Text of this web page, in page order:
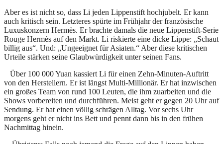
Aber es ist nicht so, dass Li jeden Lippenstift hochjubelt. Er kann
auch kritisch sein. Letzteres spürte im Frühjahr der französische
Luxuskonzern Hermès. Er brachte damals die neue Lippenstift-Serie
Rouge Hermès auf den Markt. Li riskierte eine dicke Lippe: „Schaut
billig aus“. Und: „Ungeeignet für Asiaten.“ Aber diese kritischen
Urteile stärken seine Glaubwürdigkeit unter seinen Fans.
Über 100 000 Yuan kassiert Li für einen Zehn-Minuten-Auftritt
von den Herstellern. Er ist längst Multi-Millionär. Er hat inzwischen
ein großes Team von rund 100 Leuten, die ihm zuarbeiten und die
Shows vorbereiten und durchführen. Meist geht er gegen 20 Uhr auf
Sendung. Er hat einen völlig schrägen Alltag. Vor sechs Uhr
morgens geht er nicht ins Bett und pennt dann bis in den frühen
Nachmittag hinein.